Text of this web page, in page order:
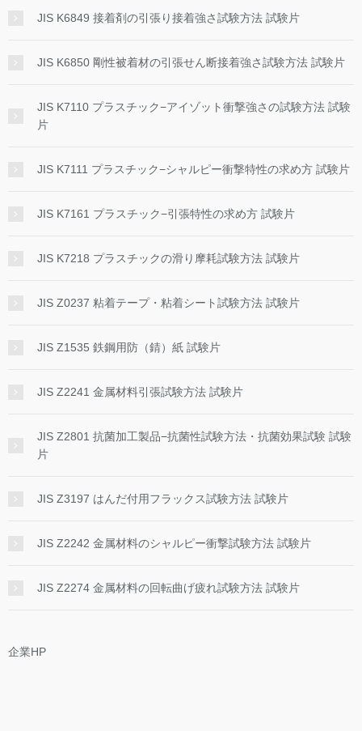
JIS K6849 接着剤の引張り接着強さ試験方法 試験片
JIS K6850 剛性被着材の引張せん断接着強さ試験方法 試験片
JIS K7110 プラスチック−アイゾット衝撃強さの試験方法 試験
片
JIS K7111 プラスチック−シャルピー衝撃特性の求め方 試験片
JIS K7161 プラスチック−引張特性の求め方 試験片
JIS K7218 プラスチックの滑り摩耗試験方法 試験片
JIS Z0237 粘着テープ・粘着シート試験方法 試験片
JIS Z1535 鉄鋼用防（錆）紙 試験片
JIS Z2241 金属材料引張試験方法 試験片
JIS Z2801 抗菌加工製品−抗菌性試験方法・抗菌効果試験 試験
片
JIS Z3197 はんだ付用フラックス試験方法 試験片
JIS Z2242 金属材料のシャルピー衝撃試験方法 試験片
JIS Z2274 金属材料の回転曲げ疲れ試験方法 試験片
企業HP